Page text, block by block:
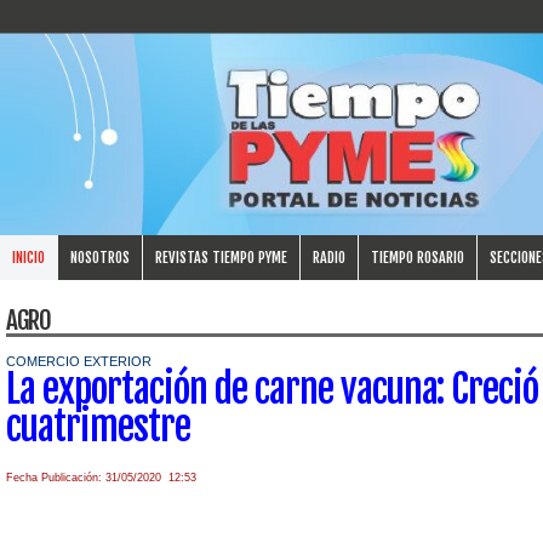
INICIO NOSOTROS REVISTAS TIEMPO PYME RADIO TIEMPO ROSARIO
AGRO
COMERCIO EXTERIOR
La exportación de carne vacuna:
cuatrimestre
Fecha Publicación: 31/05/2020 12:53